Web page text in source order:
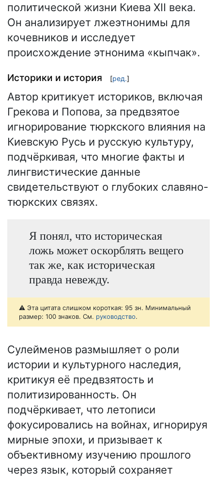
политической жизни Киева XII века.
Он анализирует лжеэтнонимы для
кочевников и исследует
происхождение этнонима «кыпчак».
Историки и история [ред.]
Автор критикует историков, включая
Грекова и Попова, за предвзятое
игнорирование тюркского влияния на
Киевскую Русь и русскую культуру,
подчёркивая, что многие факты и
лингвистические данные
свидетельствуют о глубоких славяно-
тюркских связях.
Я понял, что историческая
ложь может оскорблять вещего
так же, как историческая
правда невежду.
⚠️ Эта цитата слишком короткая: 95 зн. Минимальный
размер: 100 знаков. См. руководство.
Сулейменов размышляет о роли
истории и культурного наследия,
критикуя её предвзятость и
политизированность. Он
подчёркивает, что летописи
фокусировались на войнах, игнорируя
мирные эпохи, и призывает к
объективному изучению прошлого
через язык, который сохраняет